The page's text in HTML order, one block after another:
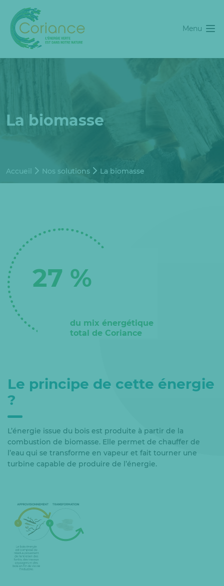
Menu
La biomasse
Accueil Nos solutions La biomasse
27 %
du mix énergétique
total de Coriance
Le principe de cette énergie
?
L’énergie issue du bois est produite à partir de la
combustion de biomasse. Elle permet de chauffer de
l’eau qui se transforme en vapeur et fait tourner une
turbine capable de produire de l’énergie.